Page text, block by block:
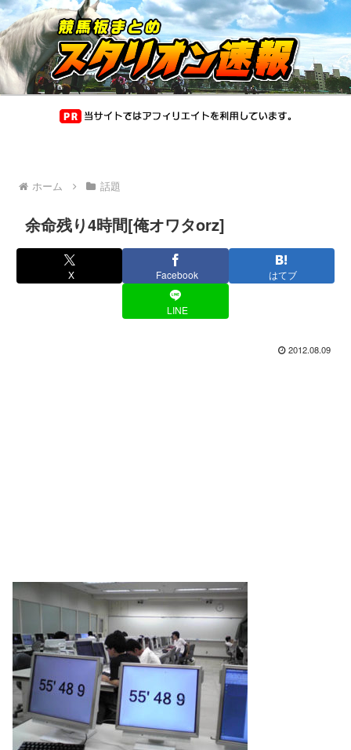
ホーム 話題
余命残り4時間[俺オワタorz]
X Facebook はてブ
LINE
2012.08.09